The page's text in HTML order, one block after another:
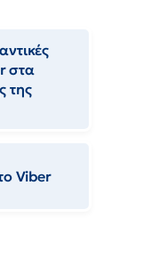
στα
της
Viber